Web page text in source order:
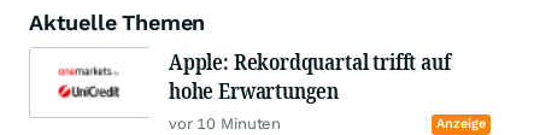
Aktuelle Themen
Apple: Rekordquartal trifft auf
hohe Erwartungen
vor 10 Minuten Anzeige